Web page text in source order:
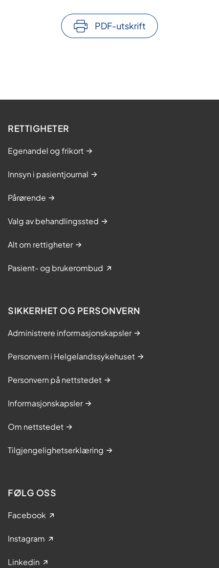
PDF-utskrift
RETTIGHETER
Egenandel og frikort
Innsyn i pasientjournal
Pårørende
Valg av behandlingssted
Alt om rettigheter
Pasient- og brukerombud
SIKKERHET OG PERSONVERN
Administrere informasjonskapsler
Personvern i Helgelandssykehuset
Personvern på nettstedet
Informasjonskapsler
Om nettstedet
Tilgjengelighetserklæring
FØLG OSS
Facebook
Instagram
Linkedin